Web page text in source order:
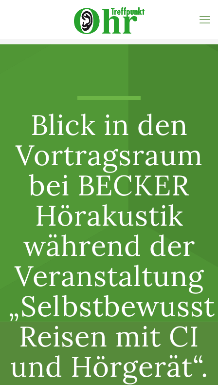
Blick in den
Vortragsraum
bei BECKER
Hörakustik
während der
Veranstaltung
„Selbstbewusst
Reisen mit CI
und Hörgerät“.